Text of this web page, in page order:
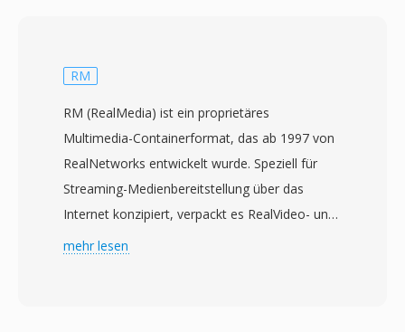
RM
RM (RealMedia) ist ein proprietäres
Multimedia-Containerformat, das ab 1997 von
RealNetworks entwickelt wurde. Speziell für
Streaming-Medienbereitstellung über das
Internet konzipiert, verpackt es RealVideo- und
RealAudio-Codecs in einen Container, der für
mehr lesen